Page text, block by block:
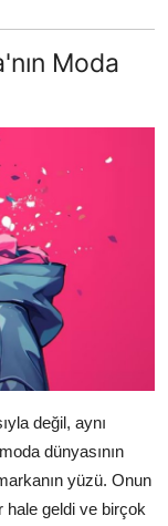
Moda
değil, aynı
dünyasının
yüzü. Onun
hale geldi ve birçok